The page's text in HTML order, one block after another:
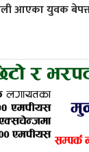
आएका युवक